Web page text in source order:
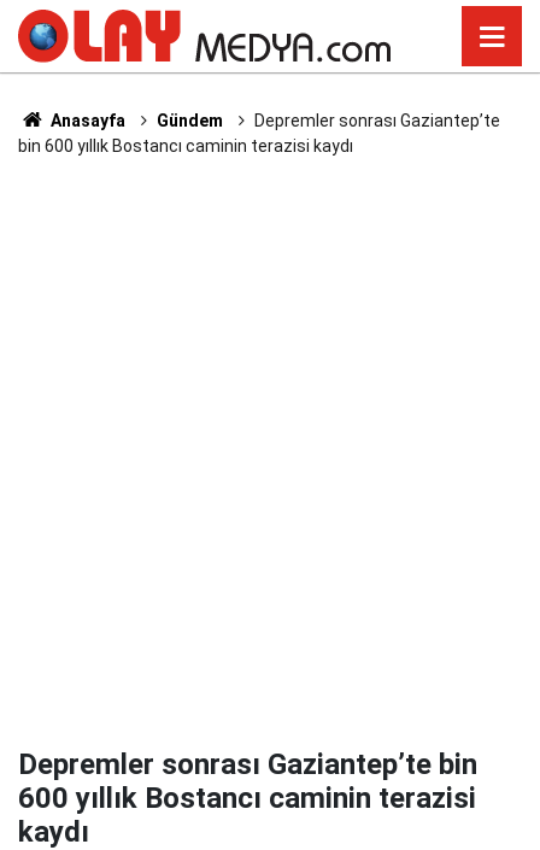
Anasayfa Gündem
Depremler sonrası Gaziantep’te
bin 600 yıllık Bostancı caminin terazisi kaydı
Depremler sonrası Gaziantep’te bin
600 yıllık Bostancı caminin terazisi
kaydı